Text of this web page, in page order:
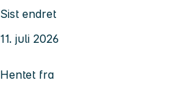
Sist endret
11. juli 2026
Hentet fra